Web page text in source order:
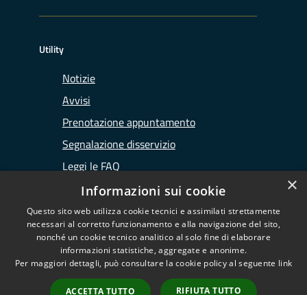
Utility
Notizie
Avvisi
Prenotazione appuntamento
Segnalazione disservizio
Leggi le FAQ
Richiesta assistenza
RSS
Accessibilità
Copyright © 2026 • Ufficio
Municipium• Accesso
×
Informazioni sui cookie
Questo sito web utilizza cookie tecnici e assimilati strettamente
necessari al corretto funzionamento e alla navigazione del sito,
nonché un cookie tecnico analitico al solo fine di elaborare
informazioni statistiche, aggregate e anonime.
Per maggiori dettagli, può consultare la cookie policy al seguente link
ACCETTA TUTTO RIFIUTA TUTTO